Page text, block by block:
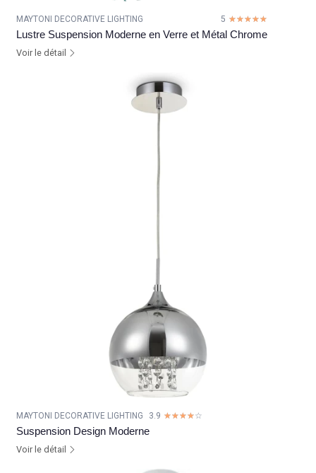
MAYTONI DECORATIVE LIGHTING 5 ☆☆☆☆☆
★★★★★
Lustre Suspension Moderne en Verre et Métal Chrome
Voir le détail
MAYTONI DECORATIVE LIGHTING 3.9 ☆☆☆☆☆
★★★★★
Suspension Design Moderne
Voir le détail